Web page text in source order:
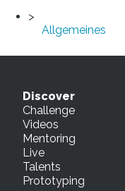
Allgemeines
Discover
Challenge
Videos
Mentoring
Live
Talents
Prototyping